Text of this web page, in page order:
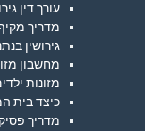
עורך דין
מדריך
גירושין
מחשבון
מזונות
כיצד בית
מדריך